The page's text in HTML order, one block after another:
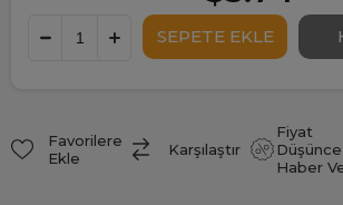
Favorilere
Ekle
Karşılaştır
Fiyat
Düşünce
Haber